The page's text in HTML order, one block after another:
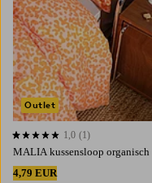
MALIA kussensloop organisch
4,79 EUR
1,0 op basis van 1 beoordelingen
1,0 (1)
Outlet